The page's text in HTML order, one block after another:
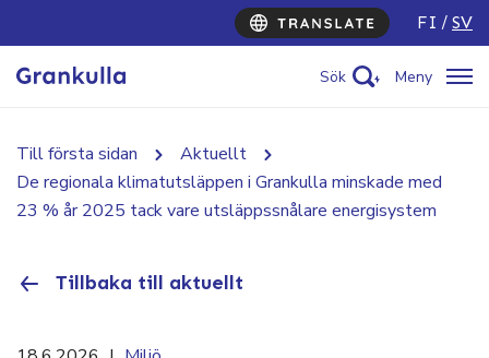
FI SV
Sök Meny
Till första sidan
Aktuellt
De regionala klimatutsläppen i Grankulla minskade med
23 % år 2025 tack vare utsläppssnålare energisystem
Tillbaka till aktuellt